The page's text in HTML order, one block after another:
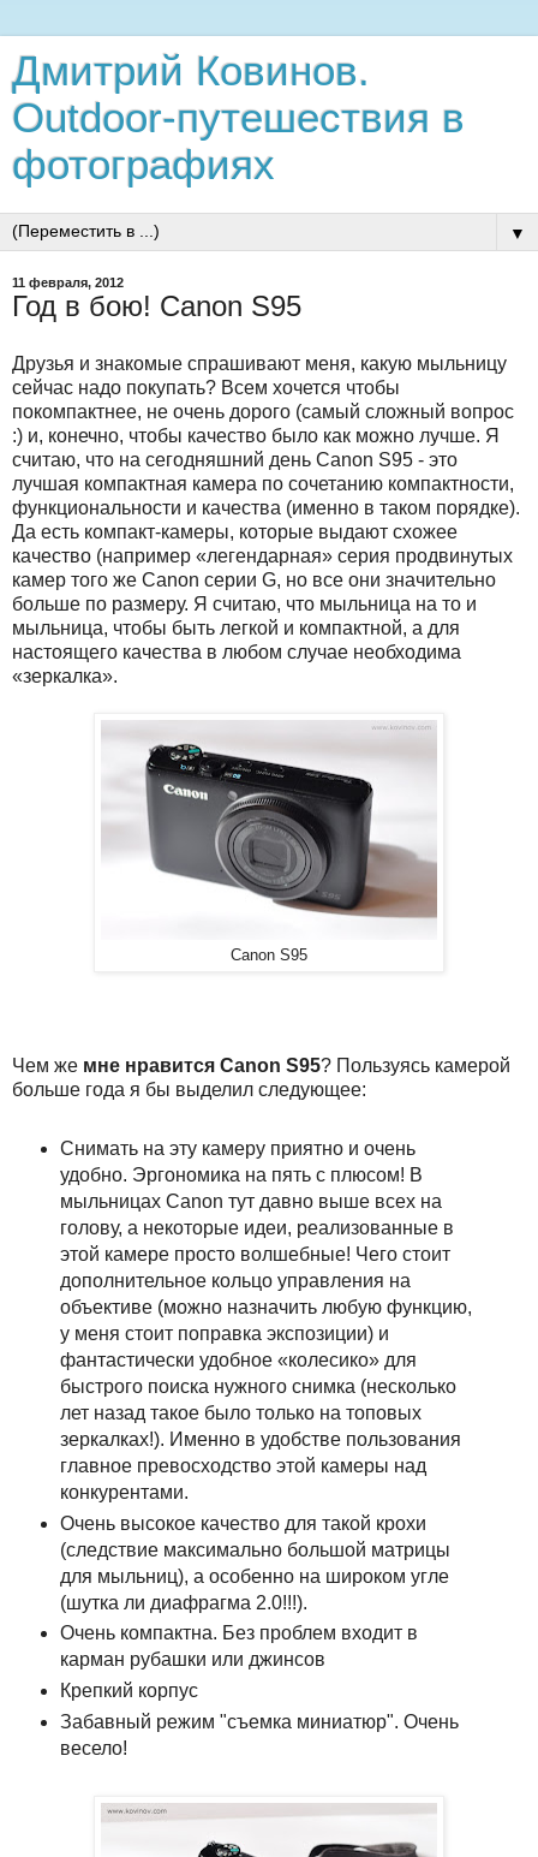
Дмитрий Ковинов.
Outdoor-путешествия в
фотографиях
▼
11 февраля, 2012
Год в бою! Canon S95
Друзья и знакомые спрашивают меня, какую мыльницу
сейчас надо покупать? Всем хочется чтобы
покомпактнее, не очень дорого (самый сложный вопрос
:) и, конечно, чтобы качество было как можно лучше. Я
считаю, что на сегодняшний день Canon S95 - это
лучшая компактная камера по сочетанию компактности,
функциональности и качества (именно в таком порядке).
Да есть компакт-камеры, которые выдают схожее
качество (например «легендарная» серия продвинутых
камер того же Canon серии G, но все они значительно
больше по размеру. Я считаю, что мыльница на то и
мыльница, чтобы быть легкой и компактной, а для
настоящего качества в любом случае необходима
«зеркалка».
Canon S95
Чем же мне нравится Canon S95? Пользуясь камерой
больше года я бы выделил следующее:
Снимать на эту камеру приятно и очень
удобно. Эргономика на пять с плюсом! В
мыльницах Canon тут давно выше всех на
голову, а некоторые идеи, реализованные в
этой камере просто волшебные! Чего стоит
дополнительное кольцо управления на
объективе (можно назначить любую функцию,
у меня стоит поправка экспозиции) и
фантастически удобное «колесико» для
быстрого поиска нужного снимка (несколько
лет назад такое было только на топовых
зеркалках!). Именно в удобстве пользования
главное превосходство этой камеры над
конкурентами.
Очень высокое качество для такой крохи
(следствие максимально большой матрицы
для мыльниц), а особенно на широком угле
(шутка ли диафрагма 2.0!!!).
Очень компактна. Без проблем входит в
карман рубашки или джинсов
Крепкий корпус
Забавный режим "съемка миниатюр". Очень
весело!